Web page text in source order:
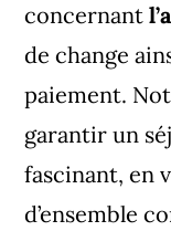
concernant
de change
paiement.
garantir un
fascinant, en
d’ensemble